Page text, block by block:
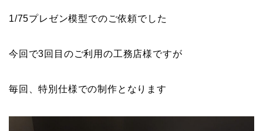
1/75プレゼン模型でのご依頼でした
今回で3回目のご利用の工務店様ですが
毎回、特別仕様での制作となります